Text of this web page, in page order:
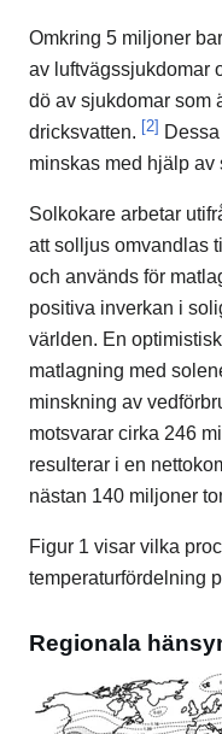
Omkring 5 miljoner
av luftvägssjukdomar
dö av sjukdomar som
dricksvatten. [2]
minskas med hjälp av
Solkokare arbetar
att solljus omvandlas
och används för
positiva inverkan i
världen. En
matlagning med
minskning av
motsvarar cirka 246
resulterar i en
nästan 140 miljoner
Figur 1 visar vilka
temperaturfördelning
Regionala